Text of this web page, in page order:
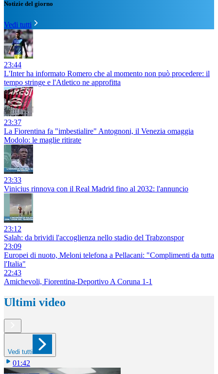
Notizie del giorno
Vedi tutti
23:44
L'Inter ha informato Romero che al momento non può procedere: il
tempo stringe e l'Atletico ne approfitta
23:37
La Fiorentina fa "imbestialire" Antognoni, il Venezia omaggia
Modolo: le maglie ritirate
23:33
Vinicius rinnova con il Real Madrid fino al 2032: l'annuncio
23:12
Salah: da brividi l'accoglienza nello stadio del Trabzonspor
23:09
Europei di nuoto, Meloni telefona a Pellacani: "Complimenti da tutta
l'Italia"
22:43
Amichevoli, Fiorentina-Deportivo A Coruna 1-1
Ultimi video
Vedi tutti
01:42